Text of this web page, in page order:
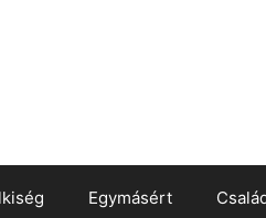
Egymásért